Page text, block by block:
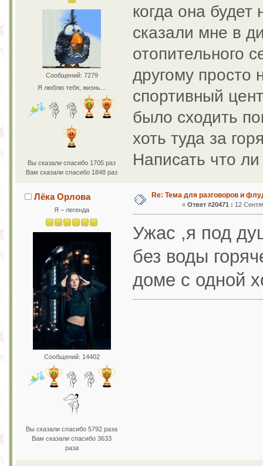
Сообщений: 7279
Я люблю тебя, жизнь...
Вы сказали спасибо 1705 раз
Вам сказали спасибо 1848 раз
когда она будет
сказали мне в
отопительного
другому просто
спортивный
было сходить
хоть туда за
Написать что ли
Лёка Орлова
Я – легенда
Сообщений: 14402
Вы сказали спасибо 5792 раза
Вам сказали спасибо 3633
раза
Re: Тема для разговоров и
«Ответ #20471 : 12
Ужас ,я под
без воды
доме с одной